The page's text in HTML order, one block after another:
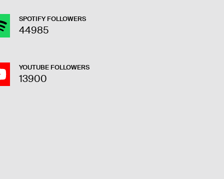
SPOTIFY FOLLOWERS
44985
YOUTUBE FOLLOWERS
13900